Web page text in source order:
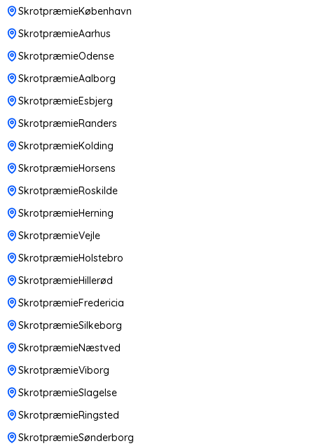
SkrotpræmieKøbenhavn
SkrotpræmieAarhus
SkrotpræmieOdense
SkrotpræmieAalborg
SkrotpræmieEsbjerg
SkrotpræmieRanders
SkrotpræmieKolding
SkrotpræmieHorsens
SkrotpræmieRoskilde
SkrotpræmieHerning
SkrotpræmieVejle
SkrotpræmieHolstebro
SkrotpræmieHillerød
SkrotpræmieFredericia
SkrotpræmieSilkeborg
SkrotpræmieNæstved
SkrotpræmieViborg
SkrotpræmieSlagelse
SkrotpræmieRingsted
SkrotpræmieSønderborg